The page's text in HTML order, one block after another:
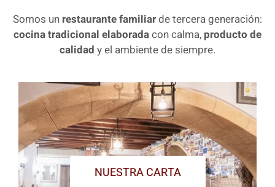
Somos un restaurante familiarde tercera generación:
cocina tradicional elaboradacon calma, producto de
calidad y el ambiente de siempre.
NUESTRA CARTA